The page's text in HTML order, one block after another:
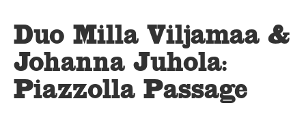
Duo Milla Viljamaa &
Johanna Juhola:
Piazzolla Passage